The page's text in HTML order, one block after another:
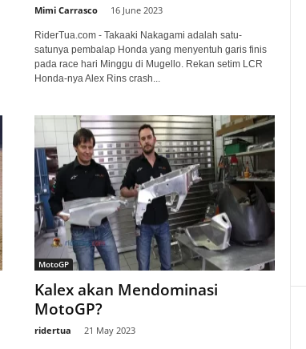
Mimi Carrasco 16 June 2023
RiderTua.com - Takaaki Nakagami adalah satu-
satunya pembalap Honda yang menyentuh garis finis
pada race hari Minggu di Mugello. Rekan setim LCR
Honda-nya Alex Rins crash...
MotoGP
Kalex akan Mendominasi
MotoGP?
ridertua 21 May 2023